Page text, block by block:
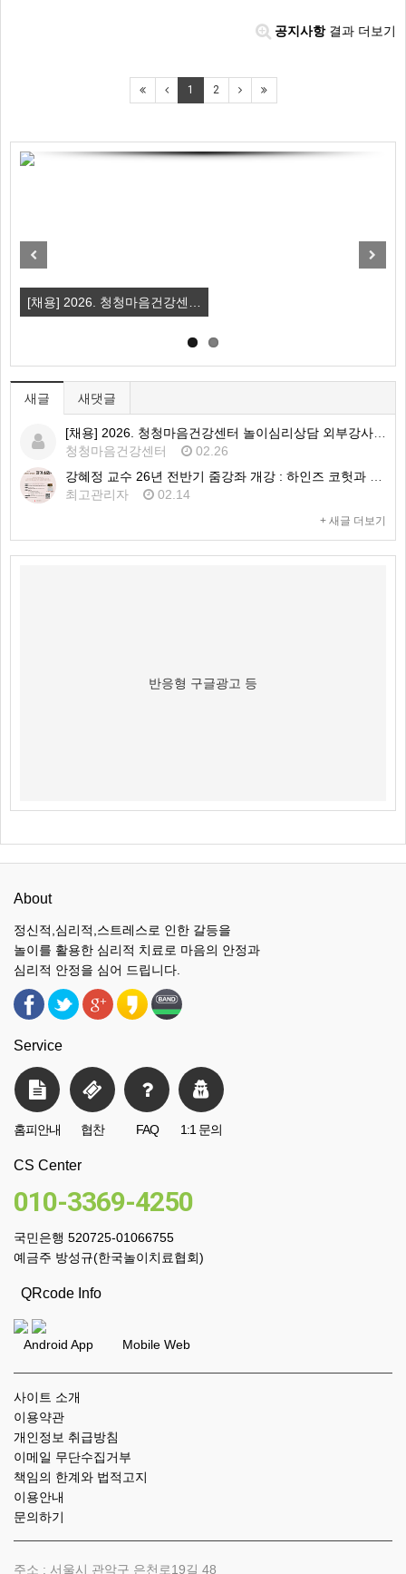
공지사항결과 더보기
1 2
[채용] 2026. 청청마음건강센…
새글 새댓글
[채용] 2026. 청청마음건강센터 놀이심리상담 외부강사 1차 공개채용 공고
청청마음건강센터
02.26
강혜정 교수 26년 전반기 줌강좌 개강 : 하인즈 코헛과 자기심리학
최고관리자
02.14
+ 새글 더보기
반응형 구글광고 등
About
정신적,심리적,스트레스로 인한 갈등을
놀이를 활용한 심리적 치료로 마음의 안정과
심리적 안정을 심어 드립니다.
Service
홈피안내 협찬 FAQ 1:1 문의
CS Center
010-3369-4250
국민은행 520725-01066755
예금주 방성규(한국놀이치료협회)
QRcode Info
Android App Mobile Web
사이트 소개
이용약관
개인정보 취급방침
이메일 무단수집거부
책임의 한계와 법적고지
이용안내
문의하기
주소 : 서울시 관악구 은천로19길 48